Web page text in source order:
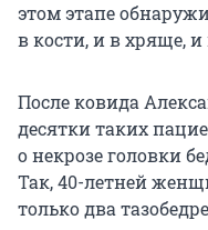
этом этапе
в кости, и в хряще,
После ковида
десятки таких
о некрозе головки
Так, 40-летней
только два